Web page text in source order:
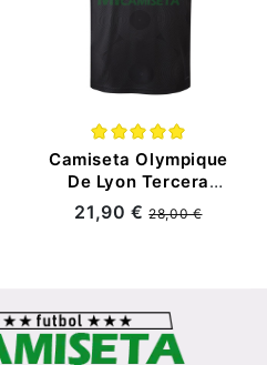
Camiseta Olympique
De Lyon Tercera
Equipación
2026/2027 Negro
21,90 €28,00 €